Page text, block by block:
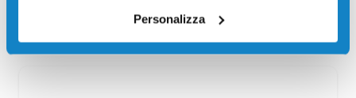
Personalizza
visualizzare l'offerta